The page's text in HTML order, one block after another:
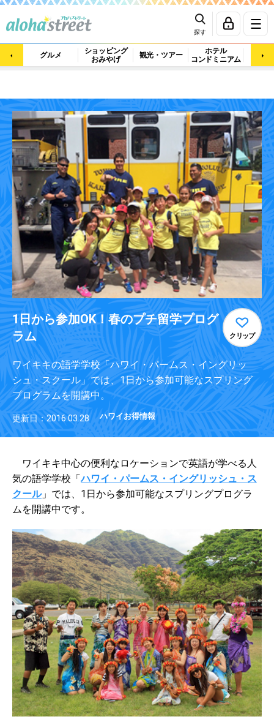
探す
グルメ
ショッピング
おみやげ
観光・ツアー
ホテル
コンドミニアム
マッ
1日から参加OK！春のプチ留学プログ
ラム
クリップ
ワイキキの語学学校「ハワイ・パームス・イングリッ
シュ・スクール」では、1日から参加可能なスプリング
プログラムを開講中。
更新日：2016.03.28 ハワイお得情報
ワイキキ中心の便利なロケーションで英語が学べる人
気の語学学校「ハワイ・パームス・イングリッシュ・ス
クール」では、1日から参加可能なスプリングプログラ
ムを開講中です。